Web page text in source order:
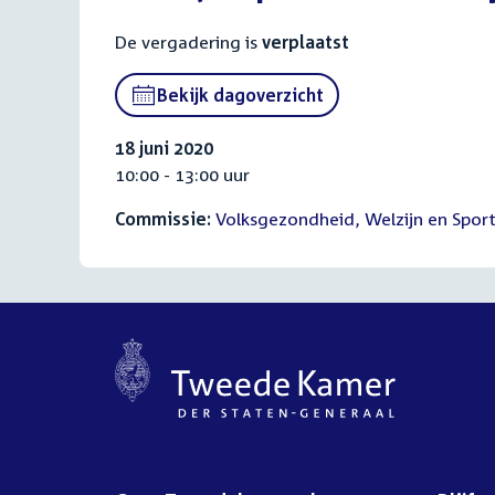
De vergadering is verplaatst
Bekijk dagoverzicht
18 juni 2020
10:00 - 13:00 uur
Commissie: Volksgezondheid, Welzijn en Sport